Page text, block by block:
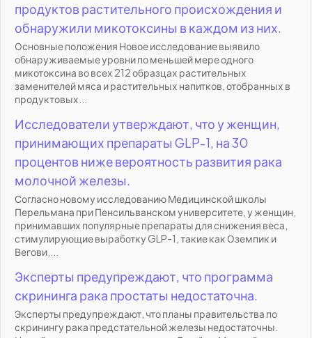
продуктов растительного происхождения и
обнаружили микотоксины в каждом из них.
Основные положения Новое исследование выявило
обнаруживаемые уровни по меньшей мере одного
микотоксина во всех 212 образцах растительных
заменителей мяса и растительных напитков, отобранных в
продуктовых...
Исследователи утверждают, что у женщин,
принимающих препараты GLP-1, на 30
процентов ниже вероятность развития рака
молочной железы.
Согласно новому исследованию Медицинской школы
Перельмана при Пенсильванском университете, у женщин,
принимавших популярные препараты для снижения веса,
стимулирующие выработку GLP-1, такие как Оземпик и
Вегови,...
Эксперты предупреждают, что программа
скрининга рака простаты недостаточна.
Эксперты предупреждают, что планы правительства по
скринингу рака предстательной железы недостаточны.